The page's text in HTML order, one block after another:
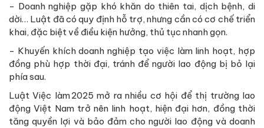
- Doanh nghiệp gặp khó khăn do thiên tai, dịch bệnh, di
dời… Luật đã có quy định hỗ trợ, nhưng cần có cơ chế triển
khai, đặc biệt về điều kiện hưởng, thủ tục nhanh gọn.
- Khuyến khích doanh nghiệp tạo việc làm linh hoạt, hợp
đồng phù hợp thời đại, tránh để người lao động bị bỏ lại
phía sau.
Luật Việc làm 2025 mở ra nhiều cơ hội để thị trường lao
động Việt Nam trở nên linh hoạt, hiện đại hơn, đồng thời
tăng quyền lợi và bảo đảm cho người lao động và doanh